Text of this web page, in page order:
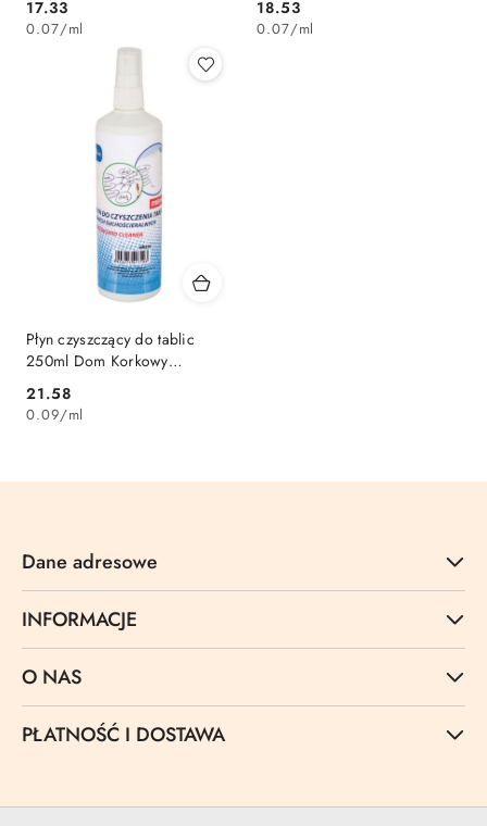
Cena:
17.33
0.07/ml
Cena:
18.53
0.07/ml
Płyn czyszczący do tablic
250ml Dom Korkowy
(PM250KL)
Cena:
21.58
0.09/ml
Dane adresowe
INFORMACJE
O NAS
PŁATNOŚĆ I DOSTAWA